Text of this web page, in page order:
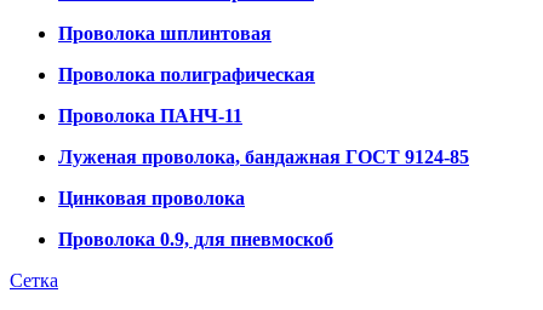
Проволока шплинтовая
Проволока полиграфическая
Проволока ПАНЧ-11
Луженая проволока, бандажная ГОСТ 9124-85
Цинковая проволока
Проволока 0.9, для пневмоскоб
Сетка